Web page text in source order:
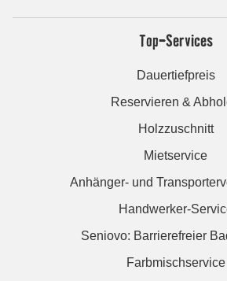
Top-Services
Dauertiefpreis
Reservieren &
Holzzuschnitt
Mietservice
Anhänger- und
Handwerker-
Seniovo: Barrierefreier
Farbmischservice